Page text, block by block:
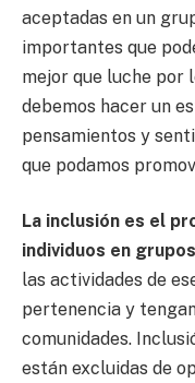
aceptadas en un
importantes que
mejor que luche por
debemos hacer un
pensamientos y
que podamos
La inclusión es el
individuos en grupos
las actividades de
pertenencia y
comunidades.
están excluidas de